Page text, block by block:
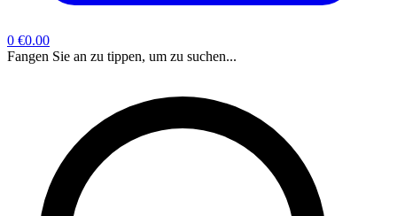
0 €0.00
Fangen Sie an zu tippen, um zu suchen...